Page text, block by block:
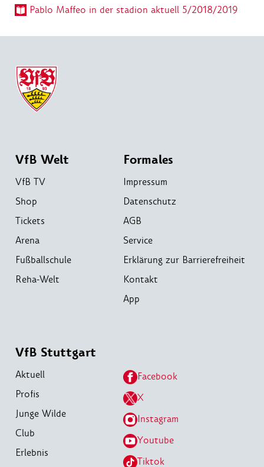
Pablo Maffeo in der stadion aktuell 5/2018/2019
VfB Welt
VfB TV
Shop
Tickets
Arena
Fußballschule
Reha-Welt
Formales
Impressum
Datenschutz
AGB
Service
Erklärung zur Barrierefreiheit
Kontakt
App
VfB Stuttgart
Aktuell
Profis
Junge Wilde
Club
Erlebnis
Facebook
X
Instagram
Youtube
Tiktok